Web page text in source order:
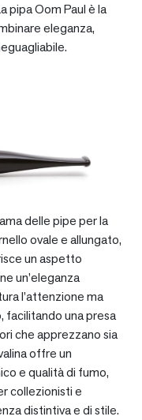
pipa Oom Paul è la
eleganza,
delle pipe per la
ovale e allungato,
un aspetto
un’eleganza
l’attenzione ma
facilitando una presa
che apprezzano sia
offre un
e qualità di fumo,
collezionisti e
distintiva e di stile.